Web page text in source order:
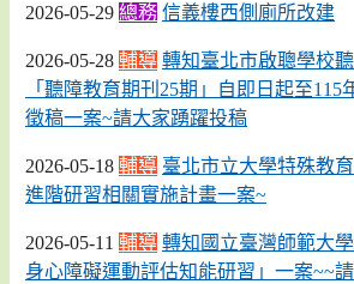
2026-05-29 總務 信義樓西側廁所改建
2026-05-28 輔導 轉知臺北市啟聰學校
「聽障教育期刊25期」自即日起至115
徵稿一案~請大家踴躍投稿
2026-05-18 輔導 臺北市立大學特殊教
進階研習相關實施計畫一案~
2026-05-11 輔導 轉知國立臺灣師範大
身心障礙運動評估知能研習」一案~~